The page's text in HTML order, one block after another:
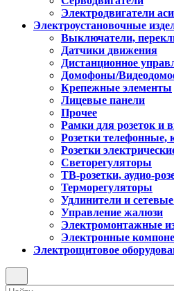
Электродвигатели
Электроустановочные
Выключатели,
Датчики движения
Дистанционное
Домофоны/
Крепежные элементы
Лицевые панели
Прочее
Рамки для розеток и
Розетки телефонные,
Розетки
Светорегуляторы
ТВ-розетки, аудио-
Терморегуляторы
Удлинители и
Управление жалюзи
Электромонтажные
Электронные
Электрощитовое